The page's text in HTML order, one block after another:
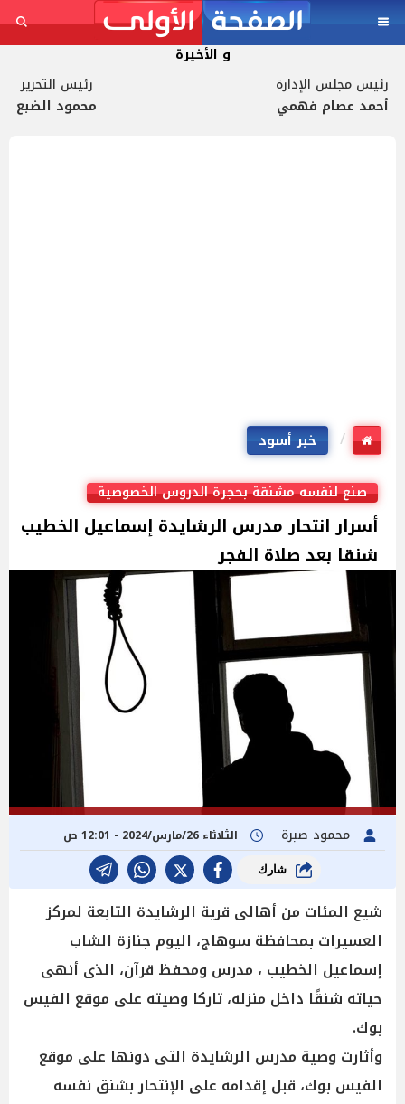
و الأخيرة
رئيس مجلس الإدارة
أحمد عصام فهمي
رئيس التحرير
محمود الضبع
خبر أسود
صنع لنفسه مشنقة بحجرة الدروس الخصوصية
أسرار انتحار مدرس الرشايدة إسماعيل الخطيب
شنقا بعد صلاة الفجر
محمود صبرة الثلاثاء 26/مارس/2024 - 12:01 ص
شارك
شيع المئات من أهالى قرية الرشايدة التابعة لمركز
العسيرات بمحافظة سوهاج، اليوم جنازة الشاب
إسماعيل الخطيب ، مدرس ومحفظ قرآن، الذى أنهى
حياته شنقًا داخل منزله، تاركا وصيته على موقع الفيس
بوك.
وأثارت وصية مدرس الرشايدة التى دونها على موقع
الفيس بوك، قبل إقدامه على الإنتحار بشنق نفسه